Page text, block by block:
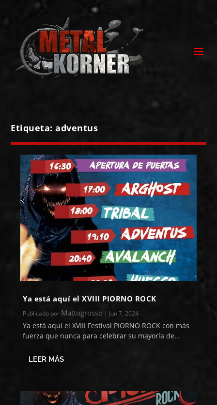
Etiqueta:adventus
Ya está aquí el XVIII PIORNO ROCK
Publicado por Mattogrosso | Jun 7, 2024
Ya está aquí el XVIII Festival PIORNO ROCK con más
fuerza que nunca para celebrar su mayoría de...
LEER MÁS